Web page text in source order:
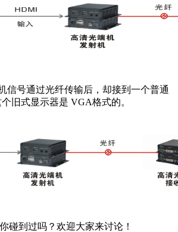
号通过光纤传输后，却接到一个普通
旧式显示器是 VGA格式的。
到过吗？欢迎大家来讨论！